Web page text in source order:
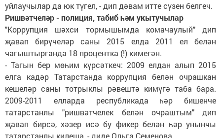
уйлаучылар да юк түгел, - дип дәвам итте сүзен белгеч.
Ришвәтчеләр - полиция, табиб һәм укытучылар
"Коррупция шәхси тормышымда комачаулый" дип
җавап бирүчеләр саны 2015 елда 2011 ел белән
чагыштырганда 18 процентка (!) кимегән.
- Тагын бер мөһим күрсәткеч: 2009 елдан алып 2015
елга кадәр Татарстанда коррупция белән очрашкан
кешеләр саны тотрыклы рәвештә кимүгә таба бара.
2009-2011 елларда республикада һәр бишенче
татарстанлы "ришвәтчелек белән очраштым" дип
җавап бирсә, хәзер исә бу фикер белән һәр унынчы